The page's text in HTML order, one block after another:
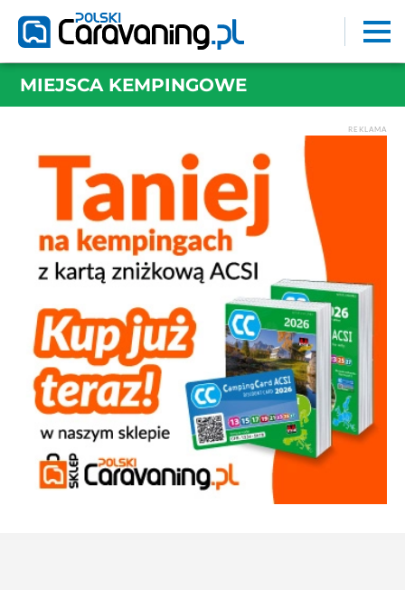
MIEJSCA KEMPINGOWE
REKLAMA